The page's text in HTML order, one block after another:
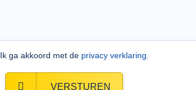
Ik ga akkoord met de privacy verklaring
VERSTUREN